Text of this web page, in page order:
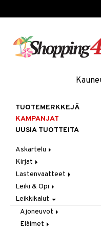
TUOTEMERKKEJÄ
KAMPANJAT
UUSIA TUOTTEITA
Askartelu
Askartelumateriaalit
Askartelusetti
Helmet
Koulutarvikkeet
Muovailuvaha
Piirrä ja maalaa
Kirjat
Askartelukirjat
Maalauskirjat
Päiväkirjat
Lastenvaatteet
Alaosat
Leggingsit
Alusvaatteet & Sukat
Kengät
Mekot
Leiki & Opi
Opetuslelut
Oppimispelit
Soittimet
Leikkikalut
Ajoneuvot
Autoradat
Eläimet